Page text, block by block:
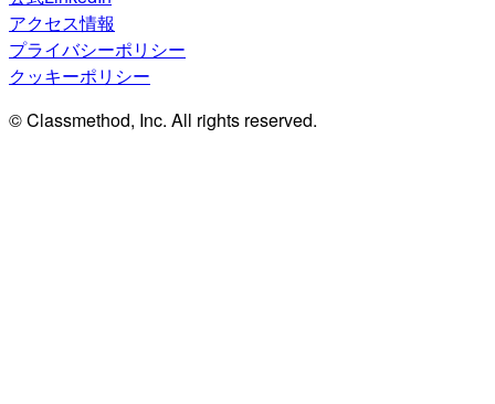
アクセス情報
プライバシーポリシー
クッキーポリシー
© Classmethod, Inc. All rights reserved.